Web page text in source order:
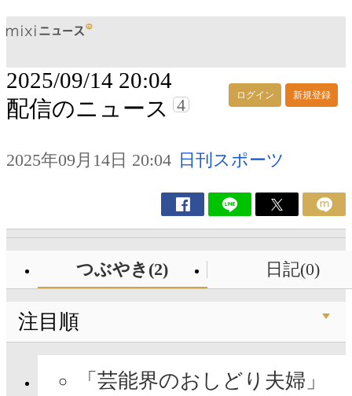
ログイン 新規登録
2025/09/14 20:04
配信のニュース 4
2025年09月14日 20:04 日刊スポーツ
つぶやき(2) 日記(0)
注目順
「芸能界のおしどり夫婦」